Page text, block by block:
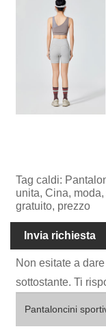
Tag caldi:
unita, Cina,
gratuito, prezzo
Invia richiesta
Non esitate a
sottostante. Ti